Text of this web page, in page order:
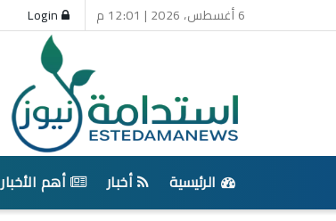
6 أغسطس، 2026 | 12:01 م
الرئيسية أخبار أهم الأخبار